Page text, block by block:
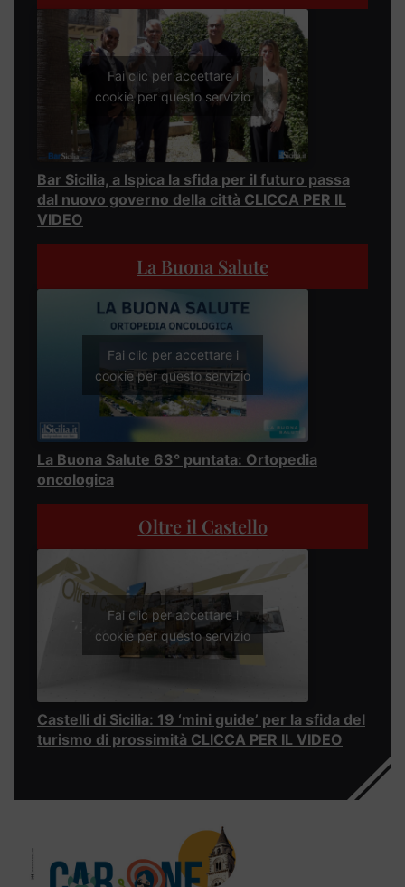
Fai clic per accettare i
cookie per questo servizio
Bar Sicilia, a Ispica la sfida per il futuro passa
dal nuovo governo della città CLICCA PER IL
VIDEO
La Buona Salute
Fai clic per accettare i
cookie per questo servizio
La Buona Salute 63° puntata: Ortopedia
oncologica
Oltre il Castello
Fai clic per accettare i
cookie per questo servizio
Castelli di Sicilia: 19 ‘mini guide’ per la sfida del
turismo di prossimità CLICCA PER IL VIDEO